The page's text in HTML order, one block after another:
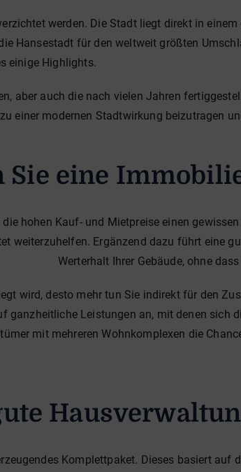
werden. Die Stadt liegt direkt in
Hansestadt für den weltweit größten
einige Highlights.
aber auch die nach vielen Jahren
einer modernen Stadtwirkung beizutragen
Sie eine
hohen Kauf- und Mietpreise einen gewissen
weiterzuhelfen. Ergänzend dazu führt eine
Werterhalt Ihrer Gebäude, ohne
wird, desto mehr tun Sie indirekt für den
ganzheitliche Leistungen an, mit denen sich
mit mehreren Wohnkomplexen die
Komplettpaket. Dieses basiert auf